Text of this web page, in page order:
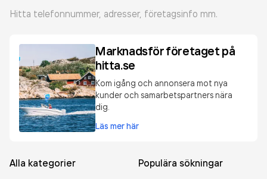
Hitta telefonnummer, adresser, företagsinfo mm.
Marknadsför företaget på
hitta.se
Kom igång och annonsera mot nya
kunder och samarbetspartners nära
dig.
Läs mer här
Alla kategorier Populära sökningar